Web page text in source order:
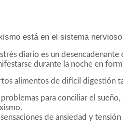
está en el sistema
diario es un
durante la noche en
alimentos de difícil digestión
problemas para conciliar el
sensaciones de ansiedad y